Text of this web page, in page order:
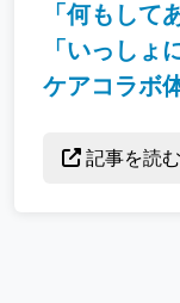
「何もして
「いっしょ
ケアコラボ
記事を読む